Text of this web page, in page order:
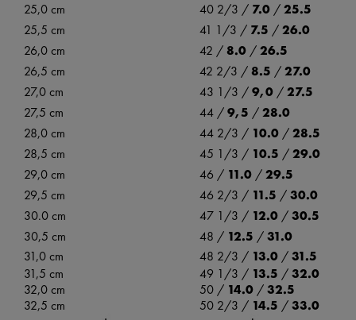
25,0 cm
40 2/3 / 7.0 /25.5
25,5 cm
41 1/3 / 7.5 /26.0
26,0 cm
42 /8.0 /26.5
26,5 cm
42 2/3 /8.5 /27.0
27,0 cm
43 1/3 /9,0 /27.5
27,5 cm
44 /9,5 /28.0
28,0 cm
44 2/3 / 10.0 /28.5
28,5 cm
45 1/3 / 10.5 /29.0
29,0 cm
46 / 11.0 /29.5
29,5 cm
46 2/3 / 11.5 /30.0
30.0 cm
47 1/3 / 12.0 /30.5
30,5 cm
48 / 12.5 /31.0
31,0 cm
48 2/3 / 13.0 /31.5
31,5 cm
49 1/3 / 13.5 /32.0
32,0 cm
50 / 14.0 /32.5
32,5 cm
50 2/3 / 14.5 /33.0